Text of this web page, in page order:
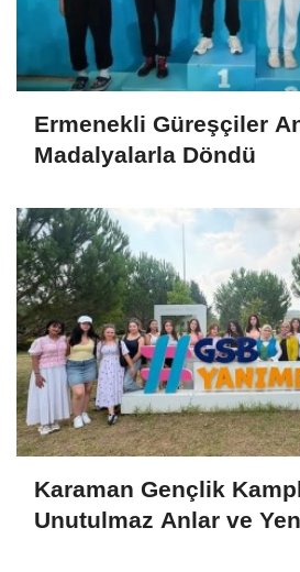
Ermenekli Güreşçiler
Madalyalarla Döndü
Karaman Gençlik
Unutulmaz Anlar ve